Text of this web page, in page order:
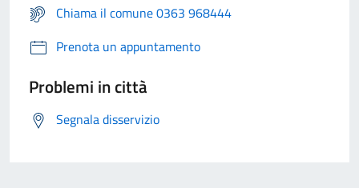
Chiama il comune 0363 968444
Prenota un appuntamento
Problemi in città
Segnala disservizio